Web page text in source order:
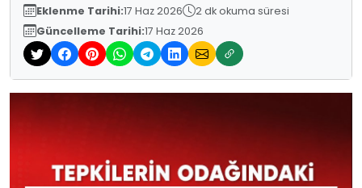
Eklenme Tarihi:17 Haz 2026
2 dk okuma süresi
Güncelleme Tarihi:17 Haz 2026